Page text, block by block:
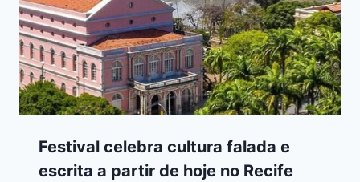
Festival celebra cultura falada e
escrita a partir de hoje no Recife